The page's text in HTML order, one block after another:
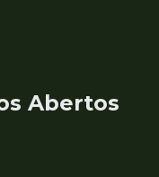
Abertos